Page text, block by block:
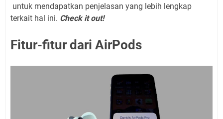
untuk mendapatkan penjelasan yang lebih lengkap
terkait hal ini. Check it out!
Fitur-fitur dari AirPods